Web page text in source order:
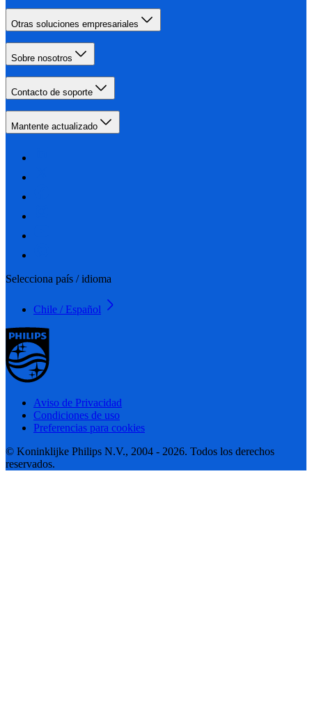
Otras soluciones empresariales
Sobre nosotros
Contacto de soporte
Mantente actualizado
Selecciona país / idioma
Chile / Español
Aviso de Privacidad
Condiciones de uso
Preferencias para cookies
© Koninklijke Philips N.V., 2004 - 2026. Todos los derechos
reservados.